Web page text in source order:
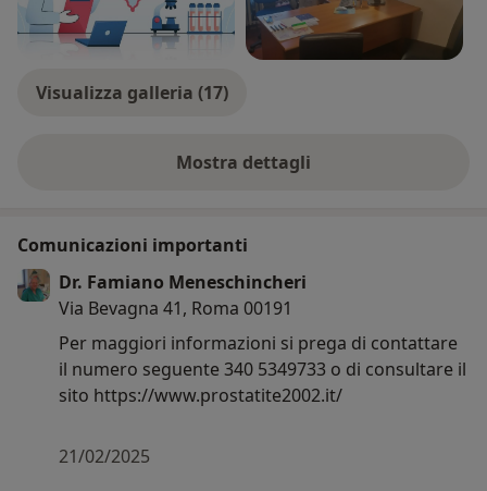
Visualizza galleria (17)
Mostra dettagli
sull'esperienza
Comunicazioni importanti
Dr. Famiano Meneschincheri
Via Bevagna 41, Roma 00191
Per maggiori informazioni si prega di contattare
il numero seguente 340 5349733 o di consultare il
sito https://www.prostatite2002.it/
21/02/2025